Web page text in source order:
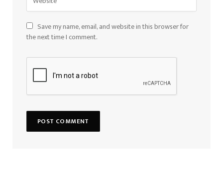
Save my name, email, and website in this browser for
the next time I comment.